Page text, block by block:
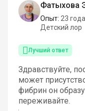
Фатыхова
Опыт: 23 года
Детский лор
Лучший ответ
Здравствуйте,
может
фибрин он
переживайте.